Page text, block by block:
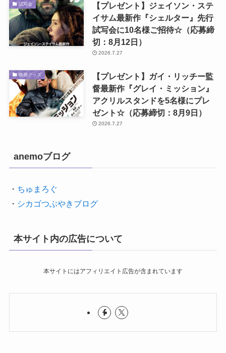
試写会
【プレゼント】ジェイソン・ステ
イサム最新作『シェルター』先行
試写会に10名様ご招待☆（応募締
切：8月12日）
2026.7.27
映画グッズ
【プレゼント】ガイ・リッチー監
督最新作『グレイ・ミッション』
アクリルスタンドを5名様にプレ
ゼント☆（応募締切：8月9日）
2026.7.27
anemoブログ
・ ちゅまろぐ
・ シカゴつぶやきブログ
本サイト内の広告について
本サイトにはアフィリエイト広告が含まれています